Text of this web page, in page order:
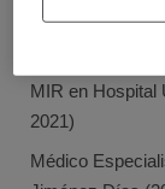
MIR en Hospital
2021)
Médico